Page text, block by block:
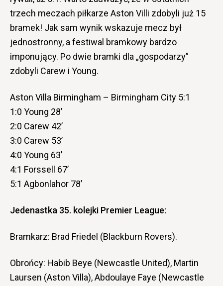
trzech meczach piłkarze Aston Villi zdobyli już 15
bramek! Jak sam wynik wskazuje mecz był
jednostronny, a festiwal bramkowy bardzo
imponujący. Po dwie bramki dla „gospodarzy”
zdobyli Carew i Young.
Aston Villa Birmingham – Birmingham City 5:1
1:0 Young 28’
2:0 Carew 42’
3:0 Carew 53’
4:0 Young 63’
4:1 Forssell 67’
5:1 Agbonlahor 78’
Jedenastka 35. kolejki Premier League:
Bramkarz: Brad Friedel (Blackburn Rovers).
Obrońcy: Habib Beye (Newcastle United), Martin
Laursen (Aston Villa), Abdoulaye Faye (Newcastle